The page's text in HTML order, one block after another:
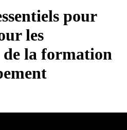
pour
les
de la formation